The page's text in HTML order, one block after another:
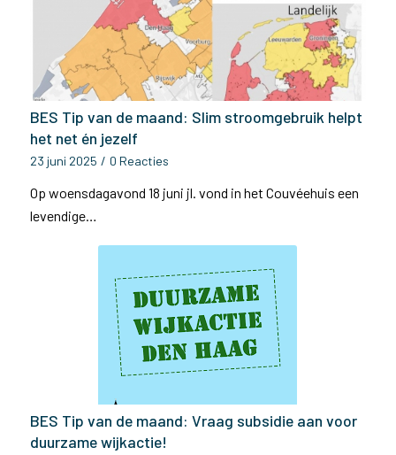
BES Tip van de maand: Slim stroomgebruik helpt
het net én jezelf
23 juni 2025 / 0 Reacties
Op woensdagavond 18 juni jl. vond in het Couvéehuis een
levendige…
BES Tip van de maand: Vraag subsidie aan voor
duurzame wijkactie!